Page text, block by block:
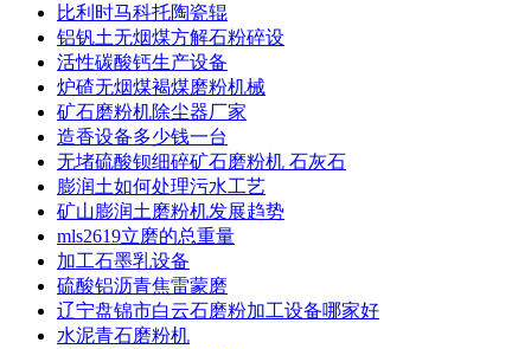
比利时马科托陶瓷辊
铝钒土无烟煤方解石粉碎设
活性碳酸钙生产设备
炉碴无烟煤褐煤磨粉机械
矿石磨粉机除尘器厂家
造香设备多少钱一台
无堵硫酸钡细碎矿石磨粉机 石灰石
膨润土如何处理污水工艺
矿山膨润土磨粉机发展趋势
mls2619立磨的总重量
加工石墨乳设备
硫酸铝沥青焦雷蒙磨
辽宁盘锦市白云石磨粉加工设备哪家好
水泥青石磨粉机